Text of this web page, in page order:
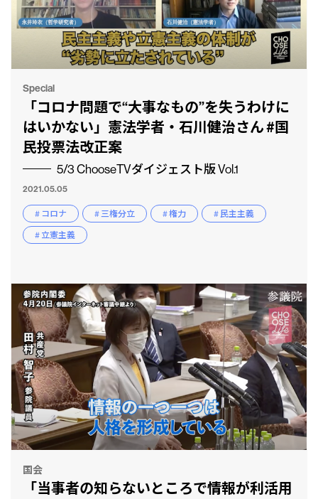
Special
「コロナ問題で“大事なもの”を失うわけに
はいかない」憲法学者・石川健治さん #国
民投票法改正案
5/3 ChooseTVダイジェスト版 Vol.1
2021.05.05
# コロナ # 三権分立 # 権力
# 民主主義
# 立憲主義
国会
「当事者の知らないところで情報が利活用